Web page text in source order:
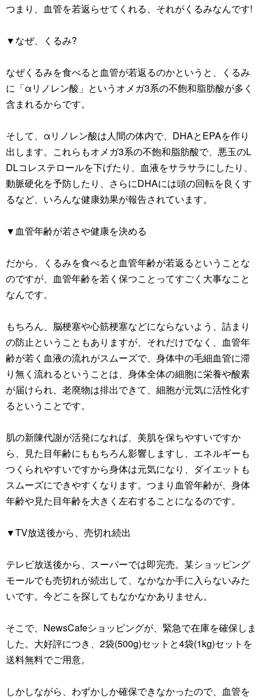
つまり、血管を若返らせてくれる、それがくるみなんです!
▼なぜ、くるみ?
なぜくるみを食べると血管が若返るのかというと、くるみ
に「αリノレン酸」というオメガ3系の不飽和脂肪酸が多く
含まれるからです。
そして、αリノレン酸は人間の体内で、DHAとEPAを作り
出します。これらもオメガ3系の不飽和脂肪酸で、悪玉のL
DLコレステロールを下げたり、血液をサラサラにしたり、
動脈硬化を予防したり、さらにDHAには頭の回転を良くす
るなど、いろんな健康効果が報告されています。
▼血管年齢が若さや健康を決める
だから、くるみを食べると血管年齢が若返るということな
のですが、血管年齢を若く保つことってすごく大事なこと
なんです。
もちろん、脳梗塞や心筋梗塞などにならないよう、詰まり
の防止ということもありますが、それだけでなく、血管年
齢が若く血液の流れがスムーズで、身体中の毛細血管に滞
り無く流れるということは、身体全体の細胞に栄養や酸素
が届けられ、老廃物は排出できて、細胞が元気に活性化す
るということです。
肌の新陳代謝が活発になれば、美肌を保ちやすいですか
ら、見た目年齢にももちろん影響しますし、エネルギーも
つくられやすいですから身体は元気になり、ダイエットも
スムーズにできやすくなります。つまり血管年齢が、身体
年齢や見た目年齢を大きく左右することになるのです。
▼TV放送後から、売切れ続出
テレビ放送後から、スーパーでは即完売。某ショッピング
モールでも売切れが続出して、なかなか手に入らないみた
いです。今どこを探してもなかなかありません。
そこで、NewsCafeショッピングが、緊急で在庫を確保しま
した。大好評につき、2袋(500g)セットと4袋(1kg)セットを
送料無料でご用意。
しかしながら、わずかしか確保できなかったので、血管を